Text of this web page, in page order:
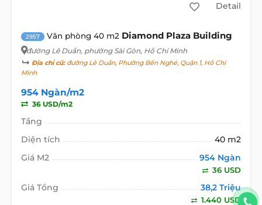
Detail
2957 Văn phòng 40 m2 Diamond Plaza Building
đường Lê Duẩn, phường Sài Gòn, Hồ Chí Minh
Địa chỉ cũ:đường Lê Duẩn, Phường Bến Nghé, Quận 1, Hồ Chí
Minh
954 Ngàn/m2
36 USD/m2
Tầng
Diện tích
40 m2
Giá M2
954 Ngàn
36 USD
Giá Tổng 38,2 Triệu
1.440 USD